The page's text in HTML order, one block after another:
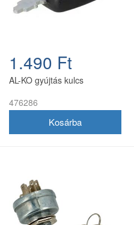
1.490 Ft
AL-KO gyújtás kulcs
476286